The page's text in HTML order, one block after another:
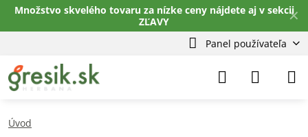
✕
Množstvo skvelého tovaru za nízke ceny nájdete aj v sekcii
ZĽAVY
Panel používateľa
Úvod